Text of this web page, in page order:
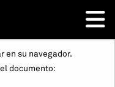
en su navegador.
documento: